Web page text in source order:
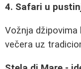
4. Safari u
Vožnja džipovima
večera uz